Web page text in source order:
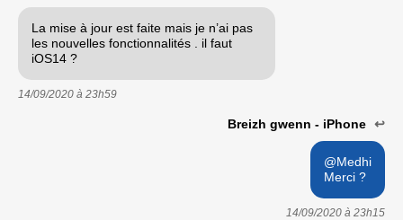
La mise à jour est faite mais je n’ai pas
les nouvelles fonctionnalités . il faut
iOS14 ?
14/09/2020 à 23h59
Breizh gwenn - iPhone ↩
@Medhi
Merci ?
14/09/2020 à 23h15